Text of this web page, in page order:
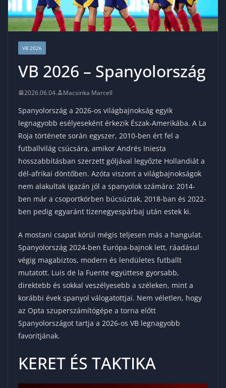
VB 2026
VB 2026 – Spanyolország
2026.06.04. Macsinka Marcell
Spanyolország a 2026-os világbajnokság egyik
legnagyobb esélyeseként érkezik Észak-Amerikába. A La
Roja története során egyszer, 2010-ben ért fel a
futballvilág csúcsára, amikor Andrés Iniesta
hosszabbításban szerzett góljával legyőzte Hollandiát a
dél-afrikai döntőben. Azóta viszont a világbajnokságok
nem alakultak igazán jól a spanyolok számára: 2014-
ben már a csoportkörben búcsúztak, 2018-ban és 2022-
ben pedig egyaránt tizenegyespárbaj után estek ki.
A mostani csapat körül mégis teljesen más a hangulat.
Spanyolország 2024-ben Európa-bajnok lett, ráadásul
végig magabiztos, modern és lendületes futballt
mutatott. Luis de la Fuente együttese gyorsabb,
direktebb és sokkal veszélyesebb a széleken, mint a
korábbi évek spanyol válogatottjai. Nem véletlen, hogy
az Opta szuperszámítógépe a torna előtt
Spanyolországot tartja a 2026-os VB legnagyobb
favoritjának.
KERET ÉS TAKTIKA